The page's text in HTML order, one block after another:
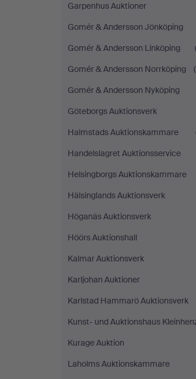
Garpenhus Auktioner
Gomér & Andersson Jönköping
Gomér & Andersson Linköping
Gomér & Andersson Norrköping
Gomér & Andersson Nyköping
Göteborgs Auktionsverk
Halmstads Auktionskammare
Handelslagret Auktionsservice
Helsingborgs Auktionskammare
Hälsinglands Auktionsverk
Höganäs Auktionsverk
Höörs Auktionshall
Kalmar Auktionsverk
Karljohan Auktioner
Karlstad Hammarö Auktionsverk
Kunst- und Auktionshaus
Kurage Auktion
Laholms Auktionskammare